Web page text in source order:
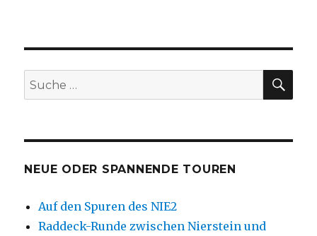
Suche
nach:
NEUE ODER SPANNENDE TOUREN
Auf den Spuren des NIE2
Raddeck-Runde zwischen Nierstein und